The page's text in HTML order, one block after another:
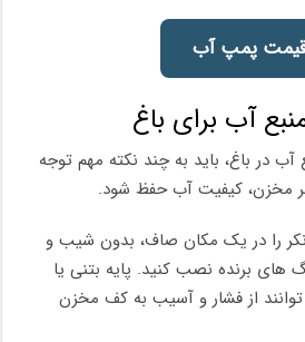
پمپ آب
آب برای باغ
در باغ، باید به چند نکته مهم توجه
مخزن، کیفیت آب حفظ شود.
را در یک مکان صاف، بدون شیب و
های برنده نصب کنید. پایه بتنی یا
از فشار و آسیب به کف مخزن